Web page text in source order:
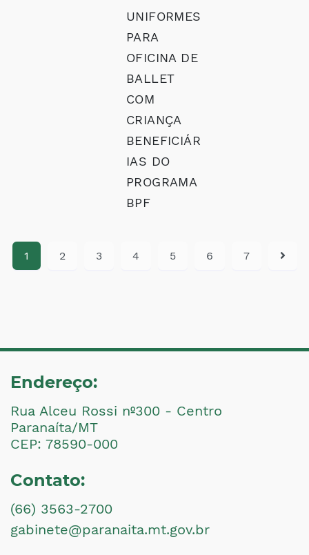
UNIFORMES
PARA
OFICINA DE
BALLET
COM
CRIANÇA
BENEFICIÁR
IAS DO
PROGRAMA
BPF
1 2 3 4 5 6 7
Endereço:
Rua Alceu Rossi nº300 - Centro
Paranaíta/MT
CEP: 78590-000
Contato:
(66) 3563-2700
gabinete@paranaita.mt.gov.br